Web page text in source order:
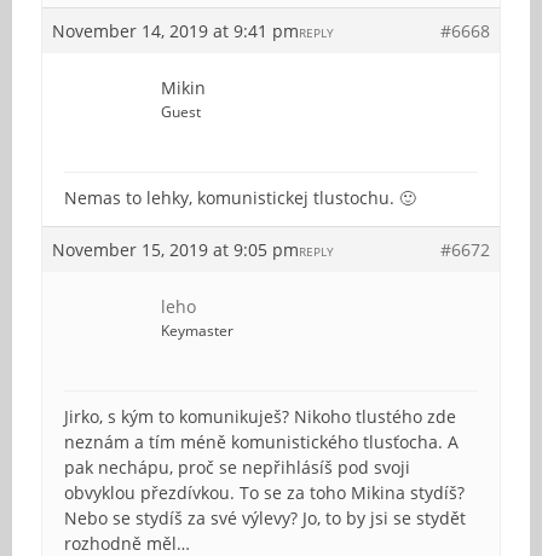
November 14, 2019 at 9:41 pm #6668
REPLY
Mikin
Guest
Nemas to lehky, komunistickej tlustochu. 🙂
November 15, 2019 at 9:05 pm #6672
REPLY
leho
Keymaster
Jirko, s kým to komunikuješ? Nikoho tlustého zde
neznám a tím méně komunistického tlusťocha. A
pak nechápu, proč se nepřihlásíš pod svoji
obvyklou přezdívkou. To se za toho Mikina stydíš?
Nebo se stydíš za své výlevy? Jo, to by jsi se stydět
rozhodně měl…